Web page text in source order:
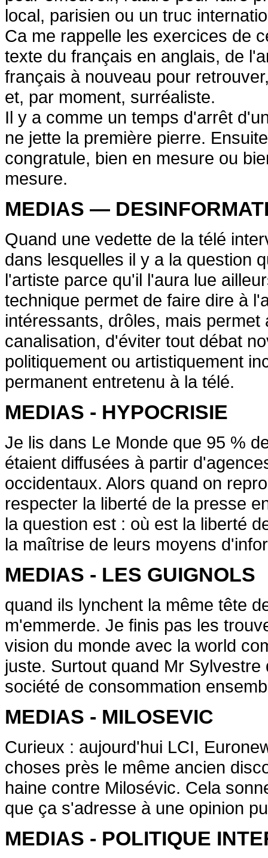
local, parisien ou un truc
Ca me rappelle les exercices de
texte du français en anglais, de
français à nouveau pour
et, par moment, surréaliste.
Il y a comme un temps d'arrêt
ne jette la première pierre.
congratule, bien en mesure ou
mesure.
MEDIAS —
Quand une vedette de la télé
dans lesquelles il y a la question
l'artiste parce qu'il l'aura lue
technique permet de faire dire à
intéressants, drôles, mais
canalisation, d'éviter tout débat
politiquement ou artistiquement
permanent entretenu à la télé.
MEDIAS - HYPOCRISIE
Je lis dans Le Monde que 95 %
étaient diffusées à partir
occidentaux. Alors quand on
respecter la liberté de la presse
la question est : où est la liberté
la maîtrise de leurs moyens
MEDIAS - LES GUIGNOLS
quand ils lynchent la même tête
m'emmerde. Je finis pas les
vision du monde avec la world
juste. Surtout quand Mr
société de consommation
MEDIAS - MILOSEVIC
Curieux : aujourd'hui LCI,
choses près le même ancien
haine contre Milosévic. Cela
que ça s'adresse à une opinion
MEDIAS - POLITIQUE